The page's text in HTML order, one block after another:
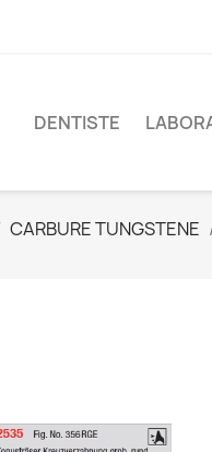
DENTISTE
CARBURE TUNGSTENE